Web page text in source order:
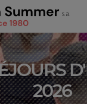
2026